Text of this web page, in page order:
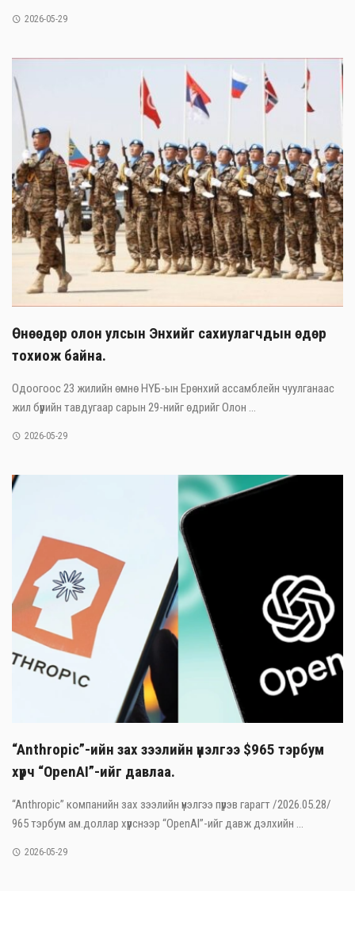
2026-05-29
Өнөөдөр олон улсын Энхийг сахиулагчдын өдөр
тохиож байна.
Одоогоос 23 жилийн өмнө НҮБ-ын Ерөнхий ассамблейн чуулганаас
жил бүрийн тавдугаар сарын 29-нийг өдрийг Олон ...
2026-05-29
“Anthropic”-ийн зах зээлийн үнэлгээ $965 тэрбум
хүрч “OpenAI”-ийг давлаа.
“Anthropic” компанийн зах зээлийн үнэлгээ пүрэв гарагт /2026.05.28/
965 тэрбум ам.доллар хүрснээр “OpenAI”-ийг давж дэлхийн ...
2026-05-29